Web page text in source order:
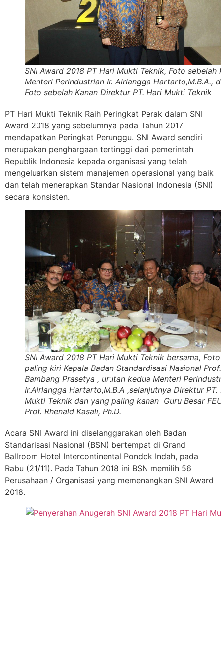
SNI Award 2018 PT Hari Mukti Teknik, Foto sebelah
Menteri Perindustrian Ir. Airlangga Hartarto,M.B.A.,
Foto sebelah Kanan Direktur PT. Hari Mukti Teknik
PT Hari Mukti Teknik Raih Peringkat Perak dalam SNI
Award 2018 yang sebelumnya pada Tahun 2017
mendapatkan Peringkat Perunggu. SNI Award sendiri
merupakan penghargaan tertinggi dari pemerintah
Republik Indonesia kepada organisasi yang telah
mengeluarkan sistem manajemen operasional yang baik
dan telah menerapkan Standar Nasional Indonesia (SNI)
secara konsisten.
SNI Award 2018 PT Hari Mukti Teknik bersama, Foto
paling kiri Kepala Badan Standardisasi Nasional
Bambang Prasetya , urutan kedua Menteri
Ir.Airlangga Hartarto,M.B.A ,selanjutnya Direktur PT.
Mukti Teknik dan yang paling kanan Guru Besar
Prof. Rhenald Kasali, Ph.D.
Acara SNI Award ini diselanggarakan oleh Badan
Standarisasi Nasional (BSN) bertempat di Grand
Ballroom Hotel Intercontinental Pondok Indah, pada
Rabu (21/11). Pada Tahun 2018 ini BSN memilih 56
Perusahaan / Organisasi yang memenangkan SNI Award
2018.